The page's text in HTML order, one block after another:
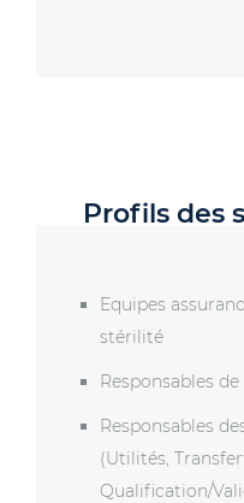
Profils des
Equipes
stérilité
Responsables
Responsables
(Utilités,
Qualification/